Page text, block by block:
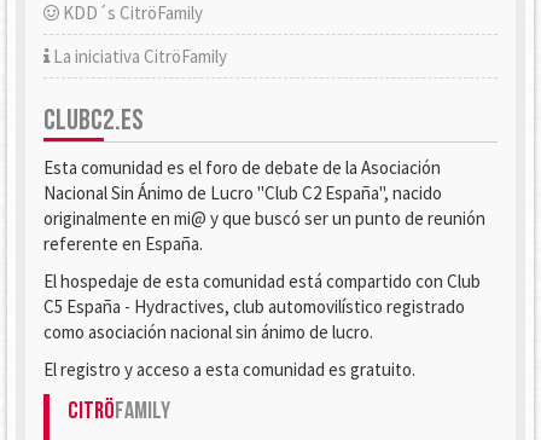
KDD´s CitröFamily
La iniciativa CitröFamily
CLUBC2.ES
Esta comunidad es el foro de debate de la Asociación
Nacional Sin Ánimo de Lucro "Club C2 España", nacido
originalmente en mi@ y que buscó ser un punto de reunión
referente en España.
El hospedaje de esta comunidad está compartido con Club
C5 España - Hydractives, club automovilístico registrado
como asociación nacional sin ánimo de lucro.
El registro y acceso a esta comunidad es gratuito.
CitröFamily